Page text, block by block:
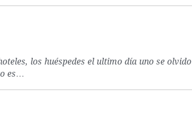
los huéspedes el ultimo día uno se olvido
es…